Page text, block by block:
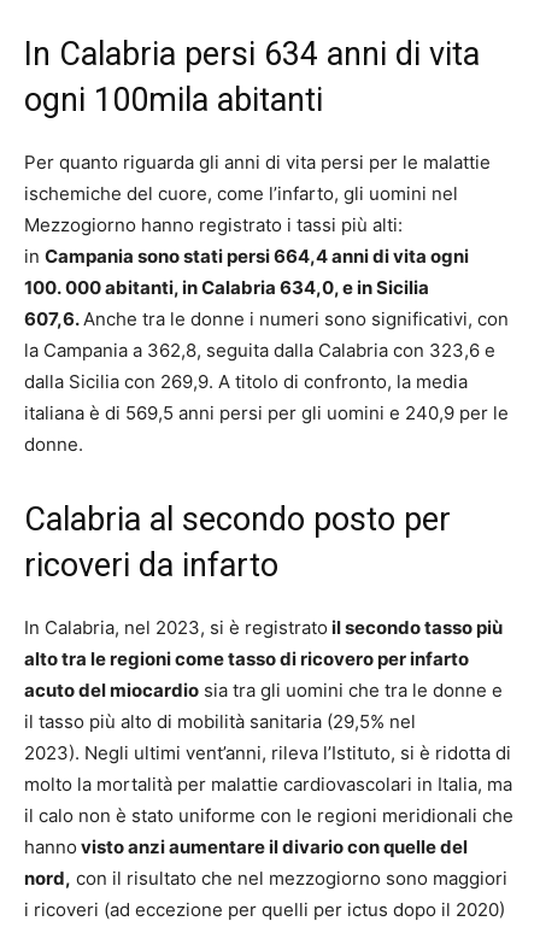
In Calabria persi 634 anni di vita
ogni 100mila abitanti
Per quanto riguarda gli anni di vita persi per le malattie
ischemiche del cuore, come l’infarto, gli uomini nel
Mezzogiorno hanno registrato i tassi più alti:
in Campania sono stati persi 664,4 anni di vita ogni
100. 000 abitanti, in Calabria 634,0, e in Sicilia
607,6. Anche tra le donne i numeri sono significativi, con
la Campania a 362,8, seguita dalla Calabria con 323,6 e
dalla Sicilia con 269,9. A titolo di confronto, la media
italiana è di 569,5 anni persi per gli uomini e 240,9 per le
donne.
Calabria al secondo posto per
ricoveri da infarto
In Calabria, nel 2023, si è registrato il secondo tasso più
alto tra le regioni come tasso di ricovero per infarto
acuto del miocardio sia tra gli uomini che tra le donne e
il tasso più alto di mobilità sanitaria (29,5% nel
2023). Negli ultimi vent’anni, rileva l’Istituto, si è ridotta di
molto la mortalità per malattie cardiovascolari in Italia, ma
il calo non è stato uniforme con le regioni meridionali che
hanno visto anzi aumentare il divario con quelle del
nord, con il risultato che nel mezzogiorno sono maggiori
i ricoveri (ad eccezione per quelli per ictus dopo il 2020)